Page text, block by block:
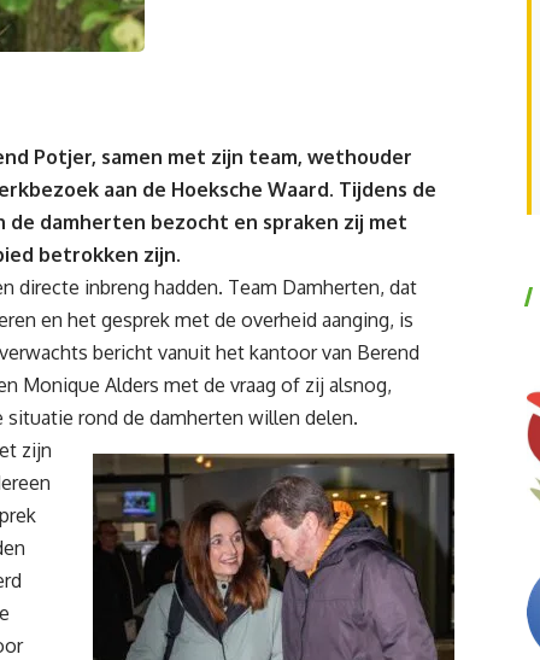
Potjer, samen met zijn team, wethouder
aan de Hoeksche Waard. Tijdens de
damherten bezocht en spraken zij met
betrokken zijn.
directe inbreng hadden. Team Damherten, dat
en het gesprek met de overheid aanging, is
bericht vanuit het kantoor van Berend
Monique Alders met de vraag of zij alsnog,
situatie rond de damherten willen delen.
zijn